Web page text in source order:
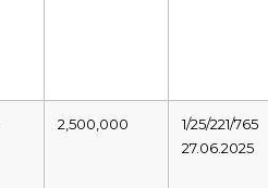
2,500,000
1/25/221/765
27.06.2025